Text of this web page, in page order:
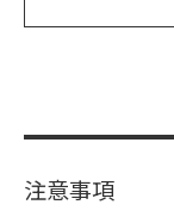
注意事項